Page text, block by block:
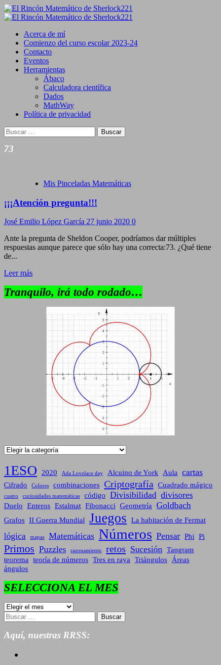
Saltar
al
Primary
Acerca de mí
Comienzo del curso escolar 2023-24
Contacto
Eventos
Herramientas
Ábaco
Calculadora científica
Dados
MathWay
Política de privacidad
Buscar:
73
Mis Pinceladas Matemáticas
¡¡¡Atención pregunta!!!
José Emilio López García 27 junio 2020 0
Ante la pregunta de Sheldon Cooper, podríamos dar múltiples
respuestas aunque parece que sólo hay una correcta:73. ¿Qué tiene
de...
Leer más
Tranquilo, irá todo rodado…
Categorías
1ESO 2020 Ada Lovelace day Alcuino de York Aula cartas
Cifrado Colores combinaciones Criptografía Cuadrado mágico
cuatro curiosidades matemáticas código Divisibilidad divisores
Duelo Enteros Estalmat Fibonacci Geometría Goldbach
Grafos II Guerra Mundial Juegos La habitación de Fermat
lógica mapas Matemáticas Números Pensar Phi Pi
Primos Puzzles razonamiento retos Sucesión Tangram
teorema teoría de números Tres en raya Triángulos Áreas
ángulos
SELECCIONA EL MES
SELECCIONA
EL
MES
Buscar:
Aquí, nuestras RRSS: